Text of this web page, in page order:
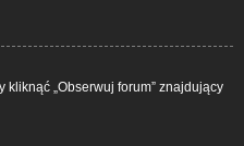
„Obserwuj forum” znajdujący